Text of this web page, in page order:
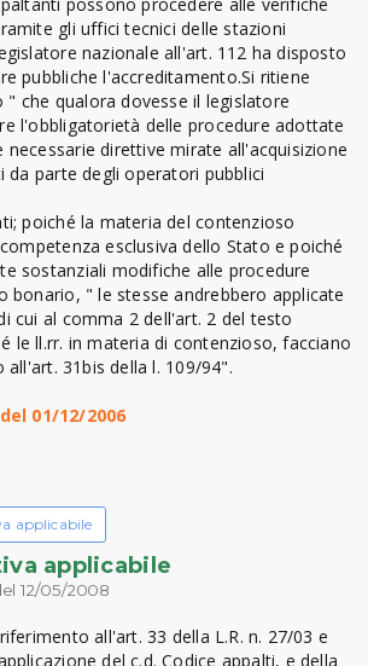
gli uffici tecnici delle stazioni
nazionale all'art. 112 ha disposto
pubbliche l'accreditamento.Si ritiene
che qualora dovesse il legislatore
l'obbligatorietà delle procedure adottate
necessarie direttive mirate all'acquisizione
da parte degli operatori pubblici
poiché la materia del contenzioso
esclusiva dello Stato e poiché
sostanziali modifiche alle procedure
bonario, " le stesse andrebbero applicate
cui al comma 2 dell'art. 2 del testo
le ll.rr. in materia di contenzioso, facciano
31bis della l. 109/94".
01/12/2006
applicabile
applicabile
12/05/2008
all'art. 33 della L.R. n. 27/03 e
del c.d. Codice appalti, e della